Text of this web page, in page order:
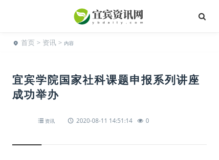
首页 > 资讯 > 内容
宜宾学院国家社科课题申报系列讲座
成功举办
资讯 2020-08-11 14:51:14 0